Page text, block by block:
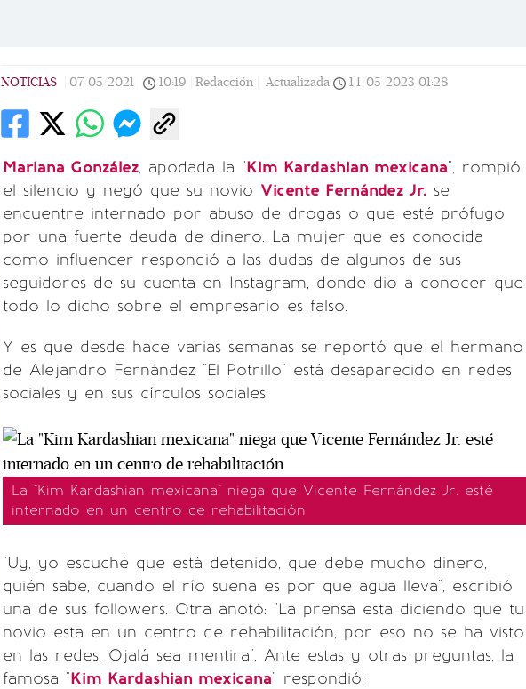
NOTICIAS 07/05/2021 10:19 Redacción | Actualizada 14/05/2023 01:28
Mariana González, apodada la "Kim Kardashian mexicana", rompió
el silencio y negó que su novio Vicente Fernández Jr. se
encuentre internado por abuso de drogas o que esté prófugo
por una fuerte deuda de dinero. La mujer que es conocida
como influencer respondió a las dudas de algunos de sus
seguidores de su cuenta en Instagram, donde dio a conocer que
todo lo dicho sobre el empresario es falso.
Y es que desde hace varias semanas se reportó que el hermano
de Alejandro Fernández "El Potrillo" está desaparecido en redes
sociales y en sus círculos sociales.
La "Kim Kardashian mexicana" niega que Vicente Fernández Jr. esté
internado en un centro de rehabilitación
"Uy, yo escuché que está detenido, que debe mucho dinero,
quién sabe, cuando el río suena es por que agua lleva", escribió
una de sus followers. Otra anotó: "La prensa esta diciendo que tu
novio esta en un centro de rehabilitación, por eso no se ha visto
en las redes. Ojalá sea mentira". Ante estas y otras preguntas, la
famosa "Kim Kardashian mexicana" respondió: